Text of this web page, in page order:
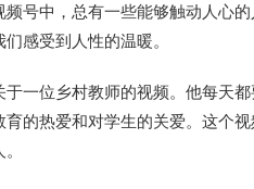
号中，总有一些能够触动人心
感受到人性的温暖。
一位乡村教师的视频。他每天
的热爱和对学生的关爱。这个